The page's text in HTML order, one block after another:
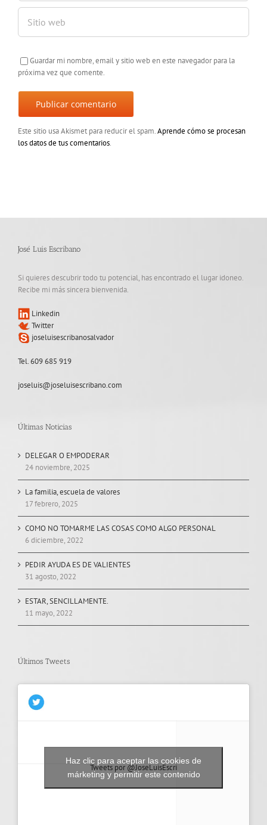
Guardar mi nombre, email y sitio web en este navegador para la
próxima vez que comente.
Este sitio usa Akismet para reducir el spam.Aprende cómo se procesan
los datos de tus comentarios.
José Luis Escribano
Si quieres descubrir todo tu potencial, has encontrado el lugar idoneo.
Recibe mi más sincera bienvenida.
Linkedin
Twitter
joseluisescribanosalvador
Tel. 609 685 919
joseluis@joseluisescribano.com
Últimas Noticias
DELEGAR O EMPODERAR
24 noviembre, 2025
La familia, escuela de valores
17 febrero, 2025
COMO NO TOMARME LAS COSAS COMO ALGO PERSONAL
6 diciembre, 2022
PEDIR AYUDA ES DE VALIENTES
31 agosto, 2022
ESTAR, SENCILLAMENTE.
11 mayo, 2022
Últimos Tweets
Tweets por @JoseLuisEscri
Haz clic para aceptar las cookies de
márketing y permitir este contenido